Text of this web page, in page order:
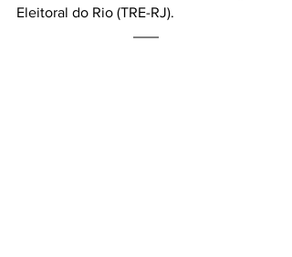
Eleitoral do Rio (TRE-RJ).